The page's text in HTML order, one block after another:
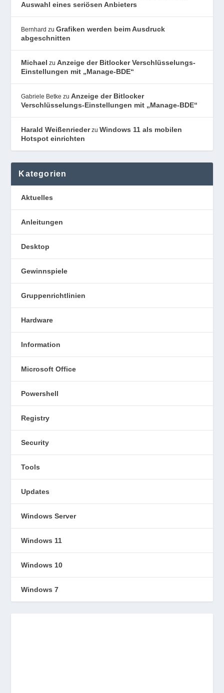
Auswahl eines seriösen Anbieters
Bernhard zuGrafiken werden beim Ausdruck
abgeschnitten
Michael zuAnzeige der Bitlocker Verschlüsselungs-
Einstellungen mit „Manage-BDE“
Gabriele Betke zuAnzeige der Bitlocker
Verschlüsselungs-Einstellungen mit „Manage-BDE“
Harald WeißenriederzuWindows 11 als mobilen
Hotspot einrichten
Kategorien
Aktuelles
Anleitungen
Desktop
Gewinnspiele
Gruppenrichtlinien
Hardware
Information
Microsoft Office
Powershell
Registry
Security
Tools
Updates
Windows Server
Windows 11
Windows 10
Windows 7